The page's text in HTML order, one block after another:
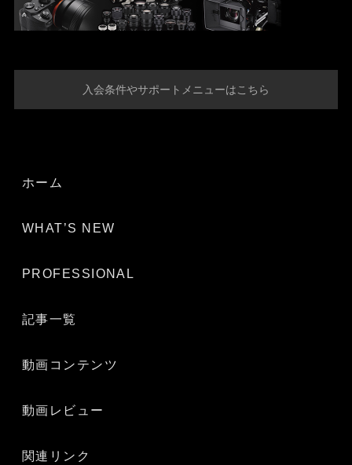
入会条件やサポートメニューはこちら
ホーム
WHAT’S NEW
PROFESSIONAL
記事一覧
動画コンテンツ
動画レビュー
関連リンク